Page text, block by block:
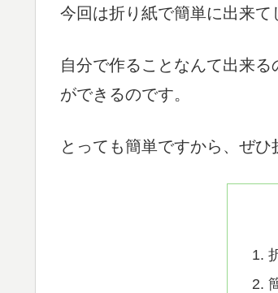
今回は折り紙で簡単に出来て
自分で作ることなんて出来
ができるのです。
とっても簡単ですから、ぜひ